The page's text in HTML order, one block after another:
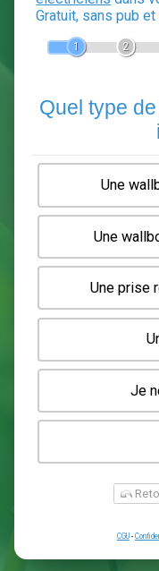
Devis
En 5 minutes,
Gratuit, sans
2
Quel
Une
Une
Une